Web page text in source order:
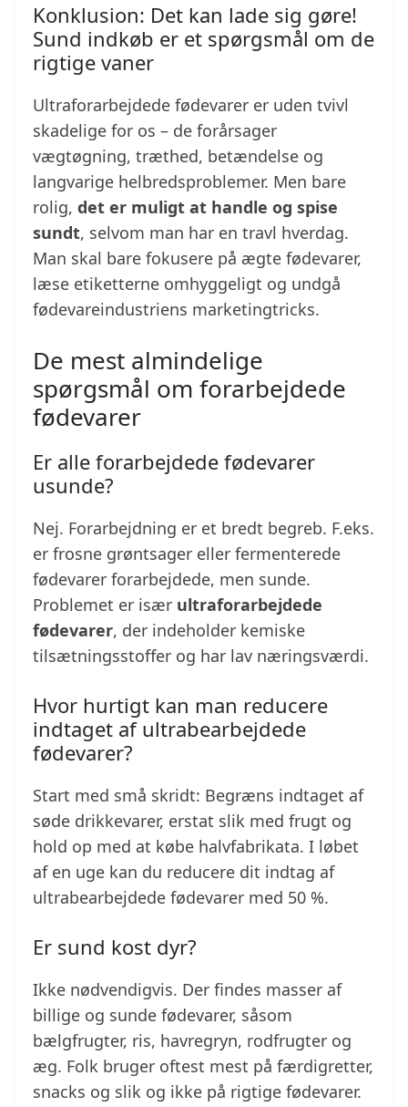
Konklusion: Det kan lade sig gøre!
Sund indkøb er et spørgsmål om de
rigtige vaner
Ultraforarbejdede fødevarer er uden tvivl
skadelige for os – de forårsager
vægtøgning, træthed, betændelse og
langvarige helbredsproblemer. Men bare
rolig, det er muligt at handle og spise
sundt, selvom man har en travl hverdag.
Man skal bare fokusere på ægte fødevarer,
læse etiketterne omhyggeligt og undgå
fødevareindustriens marketingtricks.
De mest almindelige
spørgsmål om forarbejdede
fødevarer
Er alle forarbejdede fødevarer
usunde?
Nej. Forarbejdning er et bredt begreb. F.eks.
er frosne grøntsager eller fermenterede
fødevarer forarbejdede, men sunde.
Problemet er især ultraforarbejdede
fødevarer, der indeholder kemiske
tilsætningsstoffer og har lav næringsværdi.
Hvor hurtigt kan man reducere
indtaget af ultrabearbejdede
fødevarer?
Start med små skridt: Begræns indtaget af
søde drikkevarer, erstat slik med frugt og
hold op med at købe halvfabrikata. I løbet
af en uge kan du reducere dit indtag af
ultrabearbejdede fødevarer med 50 %.
Er sund kost dyr?
Ikke nødvendigvis. Der findes masser af
billige og sunde fødevarer, såsom
bælgfrugter, ris, havregryn, rodfrugter og
æg. Folk bruger oftest mest på færdigretter,
snacks og slik og ikke på rigtige fødevarer.